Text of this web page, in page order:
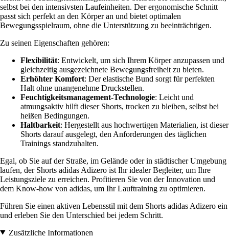
selbst bei den intensivsten Laufeinheiten. Der ergonomische Schnitt
passt sich perfekt an den Körper an und bietet optimalen
Bewegungsspielraum, ohne die Unterstützung zu beeinträchtigen.
Zu seinen Eigenschaften gehören:
Flexibilität: Entwickelt, um sich Ihrem Körper anzupassen und
gleichzeitig ausgezeichnete Bewegungsfreiheit zu bieten.
Erhöhter Komfort: Der elastische Bund sorgt für perfekten
Halt ohne unangenehme Druckstellen.
Feuchtigkeitsmanagement-Technologie: Leicht und
atmungsaktiv hilft dieser Shorts, trocken zu bleiben, selbst bei
heißen Bedingungen.
Haltbarkeit: Hergestellt aus hochwertigen Materialien, ist dieser
Shorts darauf ausgelegt, den Anforderungen des täglichen
Trainings standzuhalten.
Egal, ob Sie auf der Straße, im Gelände oder in städtischer Umgebung
laufen, der Shorts adidas Adizero ist Ihr idealer Begleiter, um Ihre
Leistungsziele zu erreichen. Profitieren Sie von der Innovation und
dem Know-how von adidas, um Ihr Lauftraining zu optimieren.
Führen Sie einen aktiven Lebensstil mit dem Shorts adidas Adizero ein
und erleben Sie den Unterschied bei jedem Schritt.
Zusätzliche Informationen